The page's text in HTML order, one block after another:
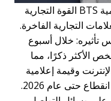
يجسد جيمين من ظاهرة K-pop العالمية BTS القوة التجارية
التجارية الفاخرة.
خلال أسبوع
كان هو الشخص الأكثر ذكرًا، مما
وقيمة إعلامية
للمنزل الفرنسي. يستمر هذا التأثير بلا انقطاع حتى عام 2026.